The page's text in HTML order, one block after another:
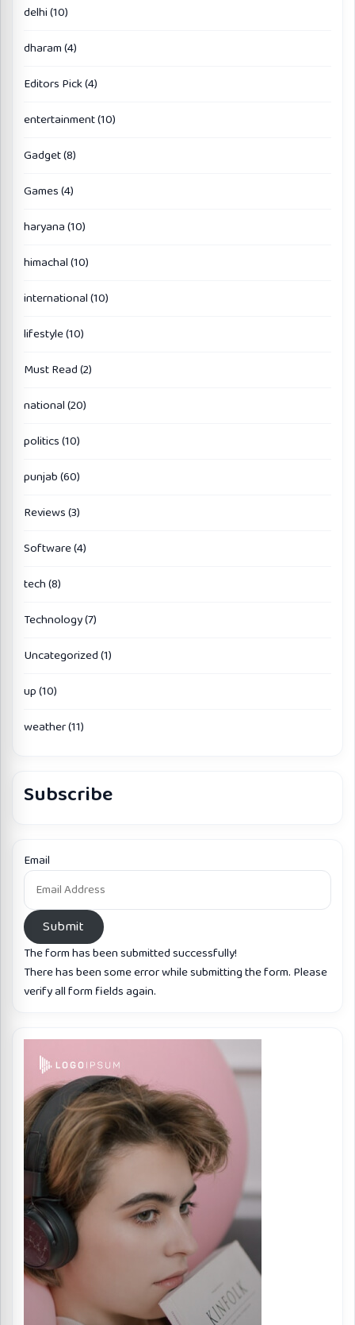
delhi(10)
dharam(4)
Editors Pick(4)
entertainment(10)
Gadget(8)
Games(4)
haryana(10)
himachal(10)
international(10)
lifestyle(10)
Must Read(2)
national(20)
politics(10)
punjab(60)
Reviews(3)
Software(4)
tech(8)
Technology(7)
Uncategorized(1)
up(10)
weather(11)
Subscribe
Email
Submit
The form has been submitted successfully!
There has been some error while submitting the form. Please
verify all form fields again.